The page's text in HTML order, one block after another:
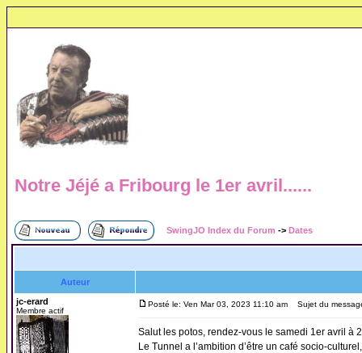
Notre Jéjé a Fribourg le 1er avril......
SwingJO Index du Forum -> Dates
Auteur
jc-erard
Membre actif
Posté le: Ven Mar 03, 2023 11:10 am Sujet du
Salut les potos, rendez-vous le samedi 1er avril à
Le Tunnel a l’ambition d’être un café socio-